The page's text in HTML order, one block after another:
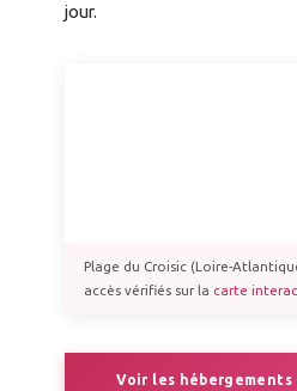
jour.
Plage du Croisic (Loire-
accès vérifiés sur la carte
Voir les